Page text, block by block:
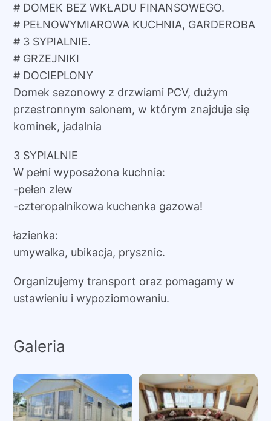
# DOMEK BEZ WKŁADU FINANSOWEGO.
# PEŁNOWYMIAROWA KUCHNIA, GARDEROBA
# 3 SYPIALNIE.
# GRZEJNIKI
# DOCIEPLONY
Domek sezonowy z drzwiami PCV, dużym
przestronnym salonem, w którym znajduje się
kominek, jadalnia
3 SYPIALNIE
W pełni wyposażona kuchnia:
-pełen zlew
-czteropalnikowa kuchenka gazowa!
łazienka:
umywalka, ubikacja, prysznic.
Organizujemy transport oraz pomagamy w
ustawieniu i wypoziomowaniu.
Galeria